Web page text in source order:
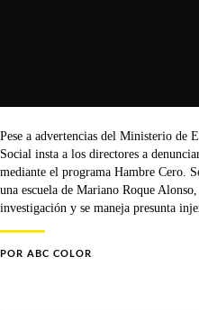
Pese a advertencias del Ministerio de
Social insta a los directores a
mediante el programa Hambre Cero.
una escuela de Mariano Roque
investigación y se maneja presunta
POR ABC COLOR